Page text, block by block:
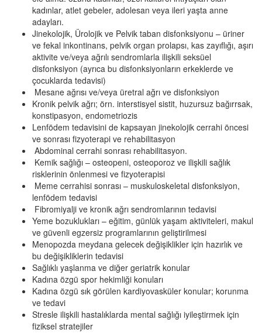
kadınlar, atlet gebeler, adolesan veya ileri yaşta anne
adayları.
Jinekolojik, Ürolojik ve Pelvik taban disfonksiyonu – üriner
ve fekal inkontinans, pelvik organ prolapsı, kas zayıflığı, aşırı
aktivite ve/veya ağrılı sendromlarla ilişkili seksüel
disfonksiyon (ayrıca bu disfonksiyonların erkeklerde ve
çocuklarda tedavisi)
Mesane ağrısı ve/veya üretral ağrı ve disfonksiyon
Kronik pelvik ağrı; örn. interstisyel sistit, huzursuz bağırrsak,
konstipasyon, endometriozis
Lenfödem tedavisini de kapsayan jinekolojik cerrahi öncesi
ve sonrası fizyoterapi ve rehabilitasyon
Abdominal cerrahi sonrası rehabilitasyon.
Kemik sağlığı – osteopeni, osteoporoz ve ilişkili sağlık
risklerinin önlenmesi ve fizyoterapisi
Meme cerrahisi sonrası – muskuloskeletal disfonksiyon,
lenfödem tedavisi
Fibromiyalji ve kronik ağrı sendromlarının tedavisi
Yeme bozuklukları – eğitim, günlük yaşam aktiviteleri, makul
ve güvenli egzersiz programlarının geliştirilmesi
Menopozda meydana gelecek değişiklikler için hazırlık ve
bu değişikliklerin tedavisi
Sağlıklı yaşlanma ve diğer geriatrik konular
Kadına özgü spor hekimliği konuları
Kadına özgü sık görülen kardiyovasküler konular; korunma
ve tedavi
Stresle ilişkili hastalıklarda mental sağlığı iyileştirmek için
fiziksel stratejiler